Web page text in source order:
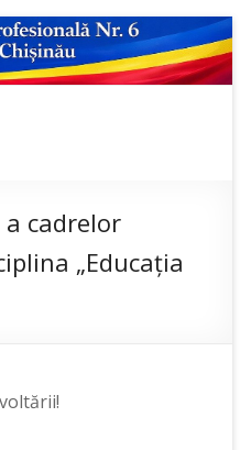
cadrelor
„Educația